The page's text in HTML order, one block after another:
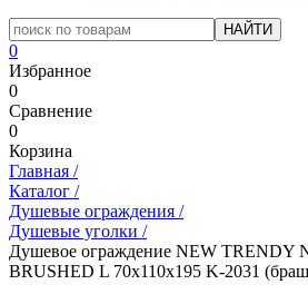
0
Избранное
0
Сравнение
0
Корзина
Главная /
Каталог /
Душевые ограждения /
Душевые уголки /
Душевое ограждение NEW TRENDY
BRUSHED L 70x110x195 K-2031